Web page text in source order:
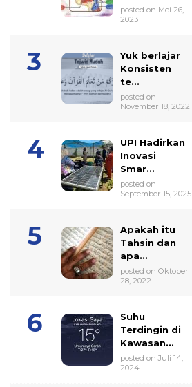
posted on Mei 26,
2023
Yuk berlajar
Konsisten
te...
posted on
November 18, 2022
UPI Hadirkan
Inovasi
Smar...
posted on
September 15, 2025
Apakah itu
Tahsin dan
apa...
posted on Oktober
28, 2022
Suhu
Terdingin di
Kawasan...
posted on Juli 14,
2024